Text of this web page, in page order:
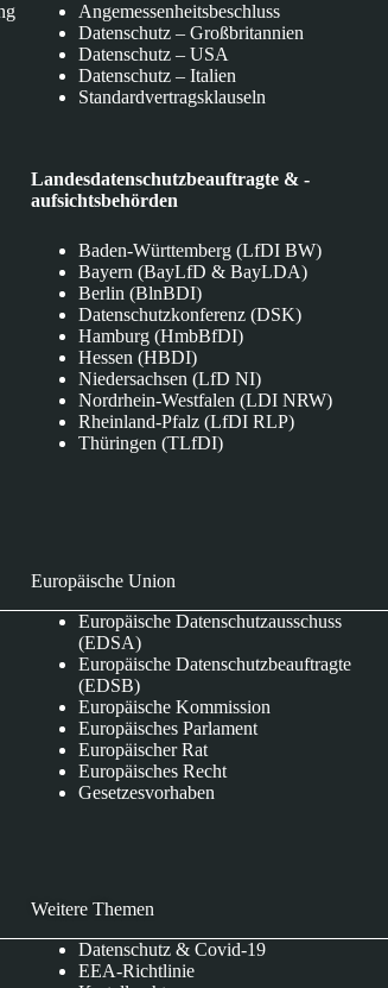
Angemessenheitsbeschluss
Datenschutz – Großbritannien
Datenschutz – USA
Datenschutz – Italien
Standardvertragsklauseln
Landesdatenschutzbeauftragte & -
aufsichtsbehörden
Baden-Württemberg (LfDI BW)
Bayern (BayLfD & BayLDA)
Berlin (BlnBDI)
Datenschutzkonferenz (DSK)
Hamburg (HmbBfDI)
Hessen (HBDI)
Niedersachsen (LfD NI)
Nordrhein-Westfalen (LDI NRW)
Rheinland-Pfalz (LfDI RLP)
Thüringen (TLfDI)
Europäische Union
Europäische Datenschutzausschuss
(EDSA)
Europäische Datenschutzbeauftragte
(EDSB)
Europäische Kommission
Europäisches Parlament
Europäischer Rat
Europäisches Recht
Gesetzesvorhaben
Weitere Themen
Datenschutz & Covid-19
EEA-Richtlinie